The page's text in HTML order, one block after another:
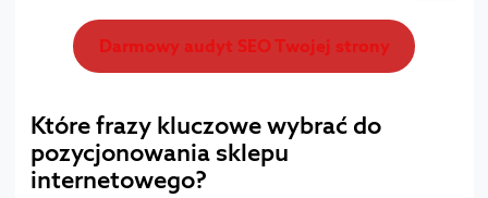
Darmowy audyt SEO Twojej strony
Które frazy kluczowe wybrać do
pozycjonowania sklepu
internetowego?